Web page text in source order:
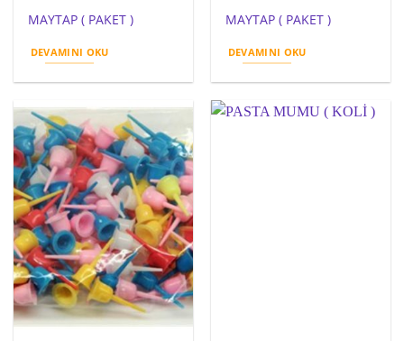
MAYTAP ( PAKET )
DEVAMINI OKU
MAYTAP ( PAKET )
DEVAMINI OKU